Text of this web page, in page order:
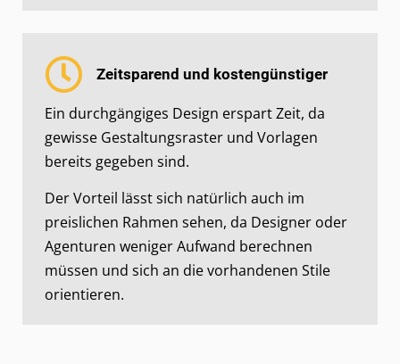
Zeitsparend und kostengünstiger
Ein durchgängiges Design erspart Zeit, da
gewisse Gestaltungsraster und Vorlagen
bereits gegeben sind.
Der Vorteil lässt sich natürlich auch im
preislichen Rahmen sehen, da Designer oder
Agenturen weniger Aufwand berechnen
müssen und sich an die vorhandenen Stile
orientieren.